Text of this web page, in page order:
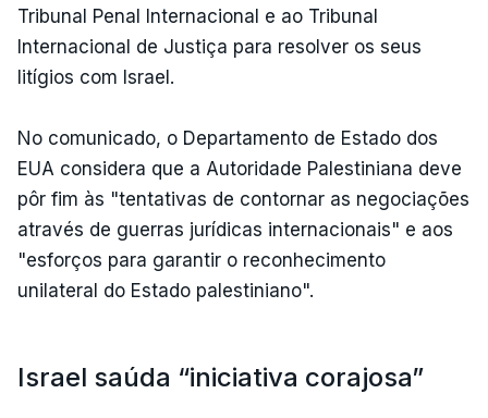
Tribunal Penal Internacional e ao Tribunal
Internacional de Justiça para resolver os seus
litígios com Israel.
No comunicado, o Departamento de Estado dos
EUA considera que a Autoridade Palestiniana deve
pôr fim às "tentativas de contornar as negociações
através de guerras jurídicas internacionais" e aos
"esforços para garantir o reconhecimento
unilateral do Estado palestiniano".
Israel saúda “iniciativa corajosa”